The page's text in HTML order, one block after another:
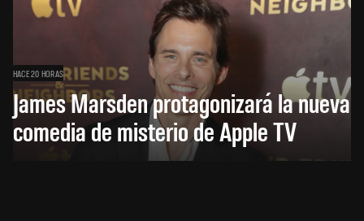
HACE 20 HORAS
James Marsden protagonizará la nueva
comedia de misterio de Apple TV